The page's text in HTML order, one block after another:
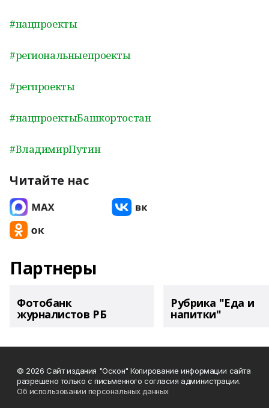
#нацпроекты
#региональныепроекты
#регпроекты
#нацпроектыБашкортостан
#ВладимирПутин
Читайте нас
Партнеры
Фотобанк
журналистов РБ
Рубрика "Еда и
напитки"
© 2026 Сайт издания "Оскон" Копирование информации сайта
разрешено только с письменного согласия администрации.
Об использовании персональных данных